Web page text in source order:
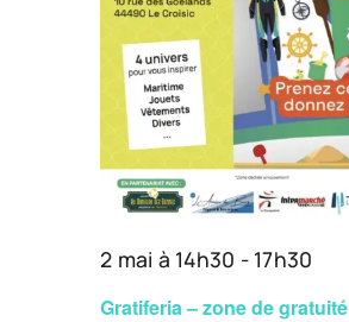
Gratiferia – zone de gratuité
2 mai à 14h30 - 17h30